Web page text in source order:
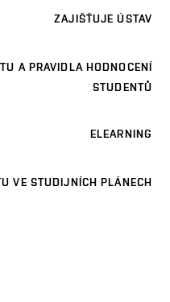
ZAJIŠŤUJE ÚSTAV
A PRAVIDLA HODNOCENÍ
STUDENTŮ
ELEARNING
VE STUDIJNÍCH PLÁNECH